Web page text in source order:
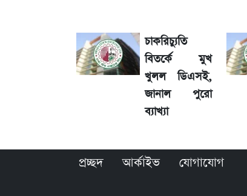
রবির বড় সাফল্য! আয় কম বাড়লেও
শেয়ার বিজকে লিগ্যাল নোটিশ
চাকরিচ্যুতি
বিতর্কে মুখ
খুলল ডিএসই,
জানাল পুরো
ব্যাখ্যা
প্রচ্ছদ আর্কাইভ যোগাযোগ